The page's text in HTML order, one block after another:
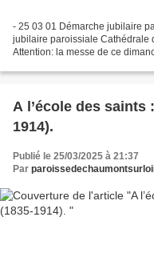
- 25 03 01 Démarche jubilaire
jubilaire paroissiale Cathédrale
Attention: la messe de ce
A l’école des saints : Suite de
1914).
Publié le 25/03/2025 à 21:37
Par